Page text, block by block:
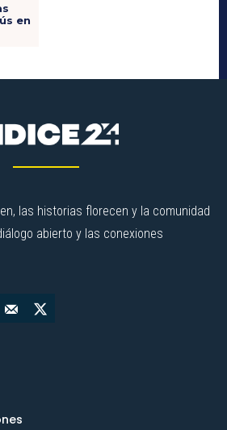
en
las historias florecen y la comunidad
abierto y las conexiones